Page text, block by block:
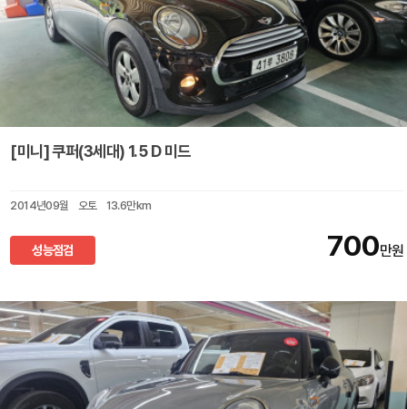
[미니] 쿠퍼(3세대) 1.5 D 미드
2014년09월 오토 13.6만km
성능점검 700만원